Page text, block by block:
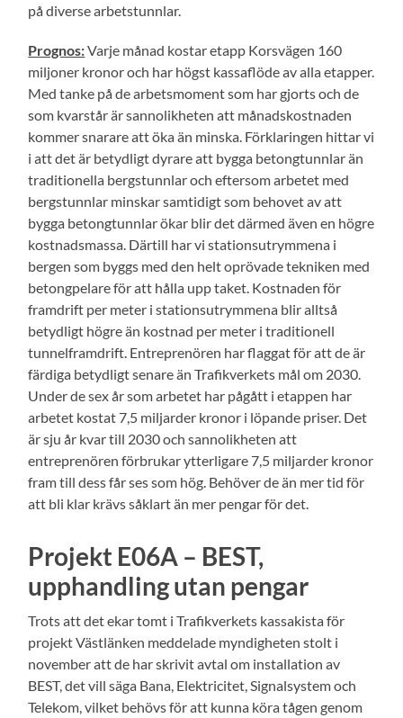
på diverse arbetstunnlar.
Prognos:Varje månad kostar etapp Korsvägen 160
miljoner kronor och har högst kassaflöde av alla etapper.
Med tanke på de arbetsmoment som har gjorts och de
som kvarstår är sannolikheten att månadskostnaden
kommer snarare att öka än minska. Förklaringen hittar vi
i att det är betydligt dyrare att bygga betongtunnlar än
traditionella bergstunnlar och eftersom arbetet med
bergstunnlar minskar samtidigt som behovet av att
bygga betongtunnlar ökar blir det därmed även en högre
kostnadsmassa. Därtill har vi stationsutrymmena i
bergen som byggs med den helt oprövade tekniken med
betongpelare för att hålla upp taket. Kostnaden för
framdrift per meter i stationsutrymmena blir alltså
betydligt högre än kostnad per meter i traditionell
tunnelframdrift. Entreprenören har flaggat för att de är
färdiga betydligt senare än Trafikverkets mål om 2030.
Under de sex år som arbetet har pågått i etappen har
arbetet kostat 7,5 miljarder kronor i löpande priser. Det
är sju år kvar till 2030 och sannolikheten att
entreprenören förbrukar ytterligare 7,5 miljarder kronor
fram till dess får ses som hög. Behöver de än mer tid för
att bli klar krävs såklart än mer pengar för det.
Projekt E06A – BEST,
upphandling utan pengar
Trots att det ekar tomt i Trafikverkets kassakista för
projekt Västlänken meddelade myndigheten stolt i
november att de har skrivit avtal om installation av
BEST, det vill säga Bana, Elektricitet, Signalsystem och
Telekom, vilket behövs för att kunna köra tågen genom